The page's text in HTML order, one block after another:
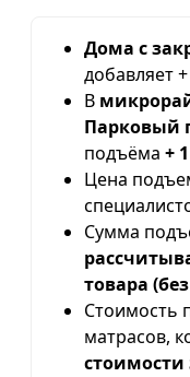
Дома с
добавляет
В
Парковый
подъёма +
Цена
Сумма
товара
Стоимость
матрасов,
стоимости